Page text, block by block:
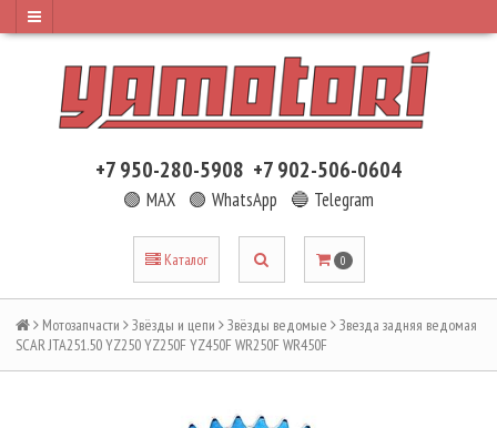
+7 950-280-5908 +7 902-506-0604
🟢 MAX 🟢 WhatsApp 🔵 Telegram
Каталог 0
Мотозапчасти Звёзды и цепи Звёзды ведомые
Звезда задняя ведомая
SCAR JTA251.50 YZ250 YZ250F YZ450F WR250F WR450F